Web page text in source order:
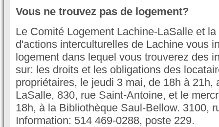
Vous ne trouvez pas de logement?
Le Comité Logement Lachine-LaSalle et
d'actions interculturelles de Lachine vous
logement dans lequel vous trouverez des
sur: les droits et les obligations des
propriétaires, le jeudi 3 mai, de 18h à 21h,
LaSalle, 830, rue Saint-Antoine, et le
18h, à la Bibliothèque Saul-Bellow. 3100,
Information: 514 469-0288, poste 229.